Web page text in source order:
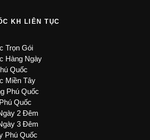
KH LIÊN TỤC
Trọn Gói
Hàng Ngày
Quốc
Miền Tây
Phú Quốc
Quốc
2 Đêm
3 Đêm
Phú Quốc